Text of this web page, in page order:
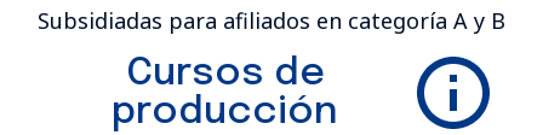
Subsidiadas para afiliados en categoría A y B
Cursos de
producción